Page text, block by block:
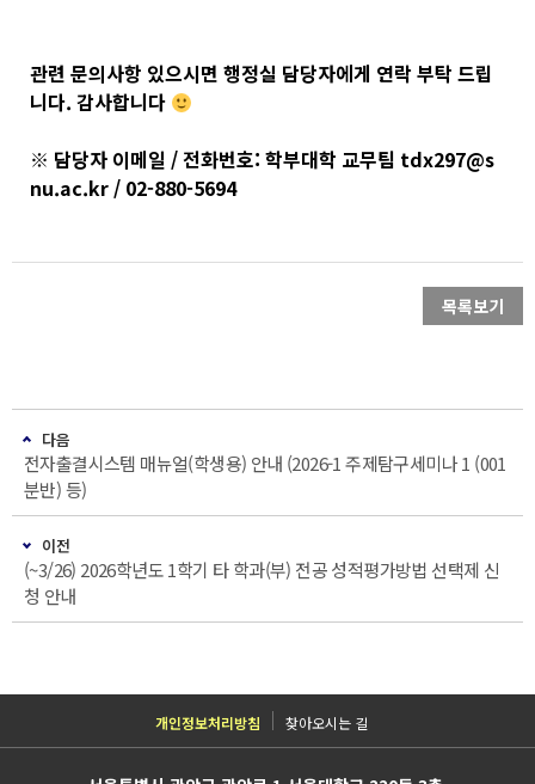
관련 문의사항 있으시면 행정실 담당자에게 연락 부탁 드립
니다. 감사합니다
※ 담당자 이메일 / 전화번호: 학부대학 교무팀 tdx297@s
nu.ac.kr / 02-880-5694
목록보기
다음
전자출결시스템 매뉴얼(학생용) 안내 (2026-1 주제탐구세미나 1 (001
분반) 등)
이전
(~3/26) 2026학년도 1학기 타 학과(부) 전공 성적평가방법 선택제 신
청 안내
개인정보처리방침 찾아오시는 길